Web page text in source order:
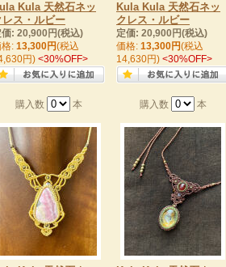
Kula 天然石ネッ
レス・ルビー
価: 20,900円(税込)
: 13,300円(税込
円) <30%OFF>
購入数 本
Kula Kula 天然石ネッ
クレス・ルビー
定価: 20,900円(税込)
価格: 13,300円(税込
14,630円) <30%OFF>
購入数 本